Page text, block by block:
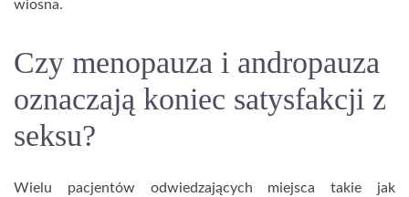
wiosna.
Czy menopauza i andropauza
oznaczają koniec satysfakcji z
seksu?
Wielu pacjentów odwiedzających miejsca takie jak